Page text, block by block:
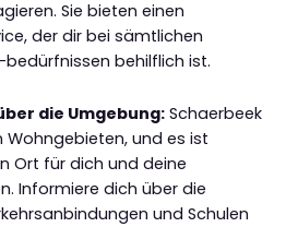
Sie bieten einen
der dir bei sämtlichen
behilflich ist.
die Umgebung: Schaerbeek
Wohngebieten, und es ist
Ort für dich und deine
Informiere dich über die
und Schulen